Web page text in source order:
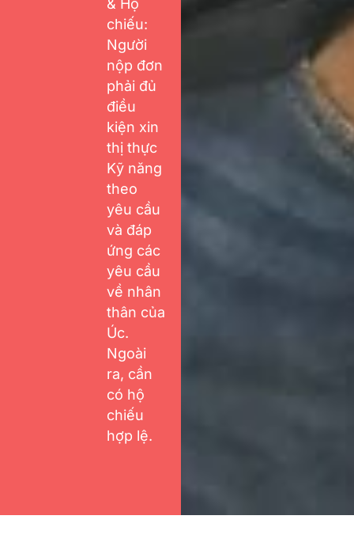
& Hộ
chiếu:
Người
nộp đơn
phải đủ
điều
kiện xin
thị thực
Kỹ năng
theo
yêu cầu
và đáp
ứng các
yêu cầu
về nhân
thân của
Úc.
Ngoài
ra, cần
có hộ
chiếu
hợp lệ.